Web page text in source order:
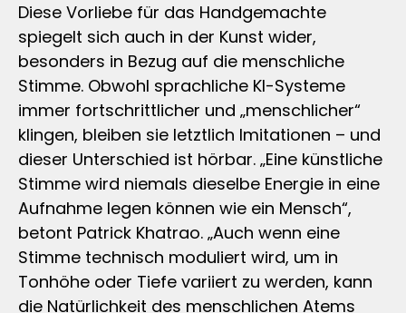
Diese Vorliebe für das Handgemachte
spiegelt sich auch in der Kunst wider,
besonders in Bezug auf die menschliche
Stimme. Obwohl sprachliche KI-Systeme
immer fortschrittlicher und „menschlicher“
klingen, bleiben sie letztlich Imitationen – und
dieser Unterschied ist hörbar. „Eine künstliche
Stimme wird niemals dieselbe Energie in eine
Aufnahme legen können wie ein Mensch“,
betont Patrick Khatrao. „Auch wenn eine
Stimme technisch moduliert wird, um in
Tonhöhe oder Tiefe variiert zu werden, kann
die Natürlichkeit des menschlichen Atems